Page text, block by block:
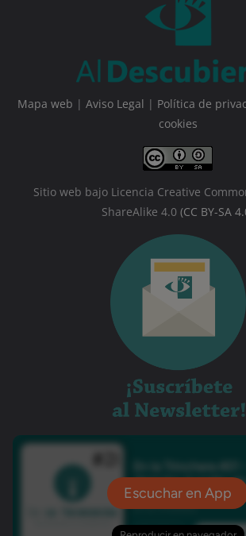
Mapa web | Aviso Legal | Política de
cookies
Sitio web bajo Licencia Creative
ShareAlike 4.0 (CC BY-SA